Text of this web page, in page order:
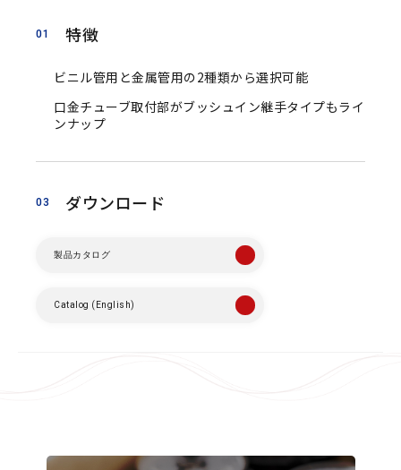
校正／修理サービス
製品保証／サービス
マノスターとは？
認証取得について
事業内容
01 特徴
ビニル管用と金属管用の2種類から選択可能
口金チューブ取付部がブッシュイン継手タイプもライ
ンナップ
03 ダウンロード
製品カタログ
Catalog (English)